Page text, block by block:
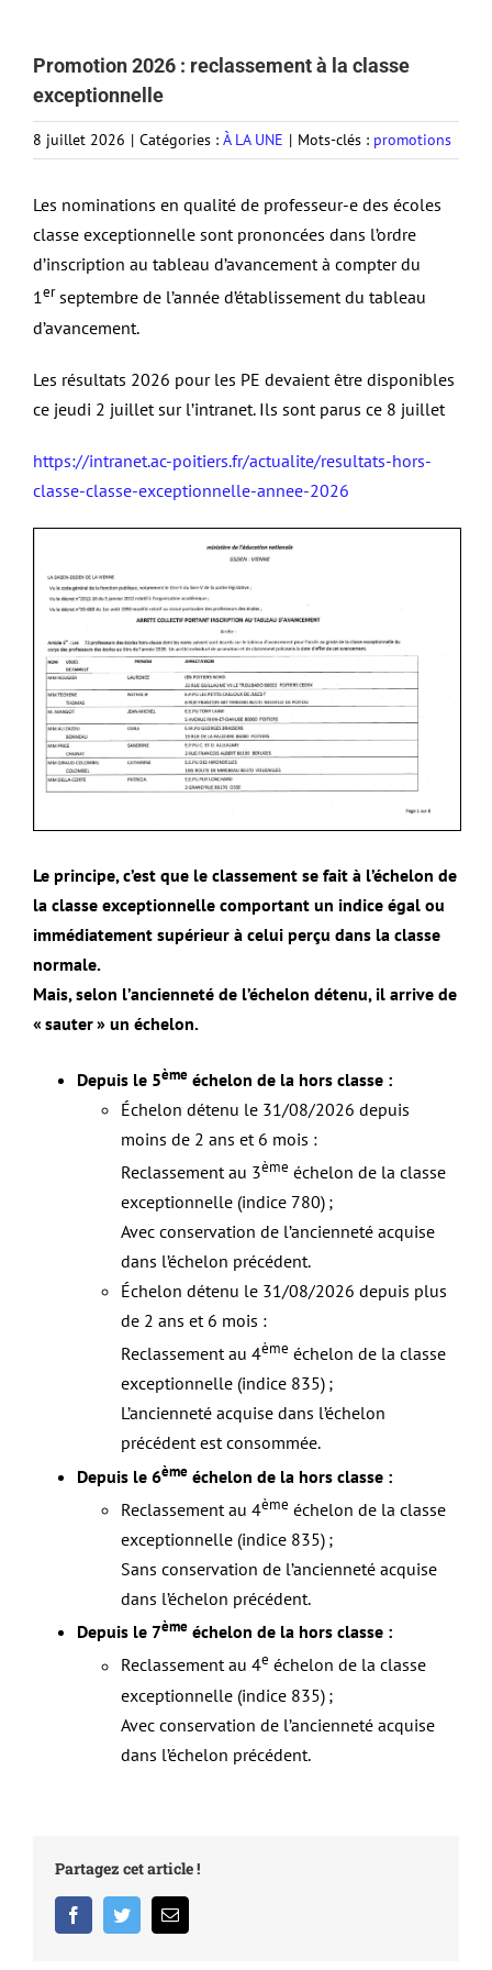
Promotion 2026 : reclassement à la classe
exceptionnelle
8 juillet 2026 | Catégories : À LA UNE | Mots-clés : promotions
Les nominations en qualité de professeur-e des écoles
classe exceptionnelle sont prononcées dans l’ordre
d’inscription au tableau d’avancement à compter du
1erseptembre de l’année d’établissement du tableau
d’avancement.
Les résultats 2026 pour les PE devaient être disponibles
ce jeudi 2 juillet sur l’intranet. Ils sont parus ce 8 juillet
https://intranet.ac-poitiers.fr/actualite/resultats-hors-
classe-classe-exceptionnelle-annee-2026
Le principe, c’est que le classement se fait à l’échelon de
la classe exceptionnelle comportant un indice égal ou
immédiatement supérieur à celui perçu dans la classe
normale.
Mais, selon l’ancienneté de l’échelon détenu, il arrive de
« sauter» un échelon.
Depuis le 5ème échelon de la hors classe :
Échelon détenu le 31/08/2026 depuis
moins de 2 ans et 6 mois :
Reclassement au 3ème échelon de la classe
exceptionnelle (indice 780) ;
Avec conservation de l’ancienneté acquise
dans l’échelon précédent.
Échelon détenu le 31/08/2026 depuis plus
de 2 ans et 6 mois :
Reclassement au 4ème échelon de la classe
exceptionnelle (indice 835) ;
L’ancienneté acquise dans l’échelon
précédent est consommée.
Depuis le 6ème échelon de la hors classe :
Reclassement au 4ème échelon de la classe
exceptionnelle (indice 835) ;
Sans conservation de l’ancienneté acquise
dans l’échelon précédent.
Depuis le 7ème échelon de la hors classe :
Reclassement au 4e échelon de la classe
exceptionnelle (indice 835) ;
Avec conservation de l’ancienneté acquise
dans l’échelon précédent.
Partagez cet article !
FacebookTwitterEmail